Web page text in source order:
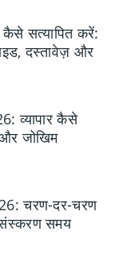
सत्यापित करें:
दस्तावेज़ और
व्यापार कैसे
और जोखिम
चरण-दर-चरण
समय